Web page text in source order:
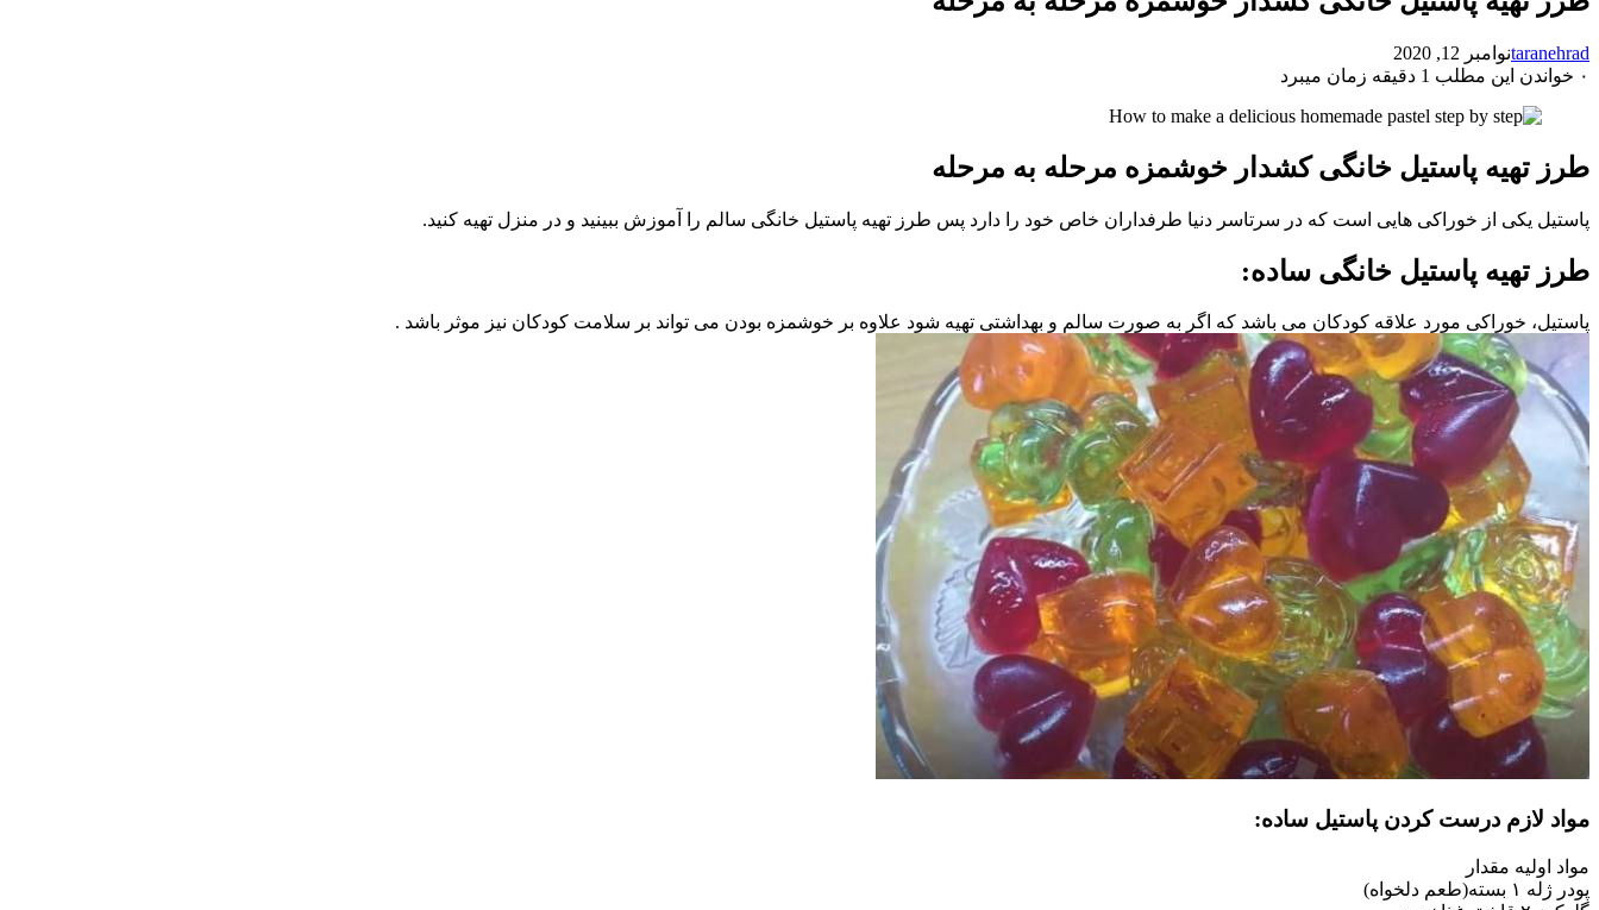
taranehradنوامبر 12, 2020
۰ خواندن این مطلب 1 دقیقه زمان میبرد
طرز تهیه پاستیل خانگی کشدار خوشمزه مرحله به مرحله
پاستیل یکی از خوراکی هایی است که در سرتاسر دنیا طرفداران خاص خود را دارد پس طرز تهیه پاستیل خانگی سالم را آموزش ببینید و در منزل تهیه کنید.
طرز تهیه پاستیل خانگی ساده:
پاستیل، خوراکی مورد علاقه کودکان می باشد که اگر به صورت سالم و بهداشتی تهیه شود علاوه بر خوشمزه بودن می تواند بر سلامت کودکان نیز موثر باشد .
مواد لازم درست کردن پاستیل ساده:
مواد اولیه مقدار
پودر ژله ۱ بسته(طعم دلخواه)